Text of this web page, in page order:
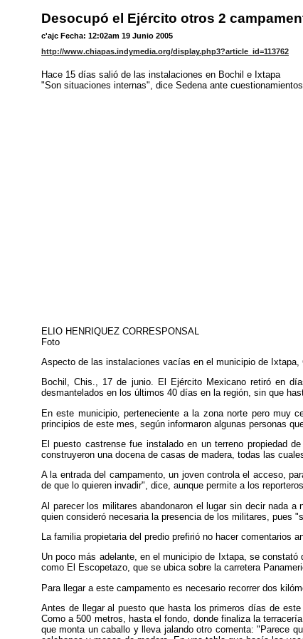
Desocupó el Ejército otros 2
c'ajc Fecha: 12:02am 19 Junio 2005
http://www.chiapas.indymedia.org/display.php3?article_id=113762
Hace 15 días salió de las instalaciones en Bochil e Ixtapa
"Son situaciones internas", dice Sedena ante cuestionamientos
ELIO HENRIQUEZ CORRESPONSAL
Foto
Aspecto de las instalaciones vacías en el municipio de
Bochil, Chis., 17 de junio. El Ejército Mexicano retiró en
desmantelados en los últimos 40 días en la región, sin que
En este municipio, perteneciente a la zona norte pero muy
principios de este mes, según informaron algunas personas
El puesto castrense fue instalado en un terreno propiedad
construyeron una docena de casas de madera, todas las
A la entrada del campamento, un joven controla el acceso,
de que lo quieren invadir", dice, aunque permite a los
Al parecer los militares abandonaron el lugar sin decir nada
quien consideró necesaria la presencia de los militares, pues
La familia propietaria del predio prefirió no hacer comentarios
Un poco más adelante, en el municipio de Ixtapa, se
como El Escopetazo, que se ubica sobre la carretera
Para llegar a este campamento es necesario recorrer dos
Antes de llegar al puesto que hasta los primeros días de
Como a 500 metros, hasta el fondo, donde finaliza la
que monta un caballo y lleva jalando otro comenta: "Parece